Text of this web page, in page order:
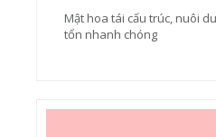
Mật hoa tái cấu trúc, nuôi
tổn nhanh chóng